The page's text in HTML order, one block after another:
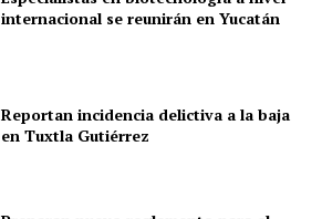
internacional se reunirán en Yucatán
Reportan incidencia delictiva a la baja
en Tuxtla Gutiérrez